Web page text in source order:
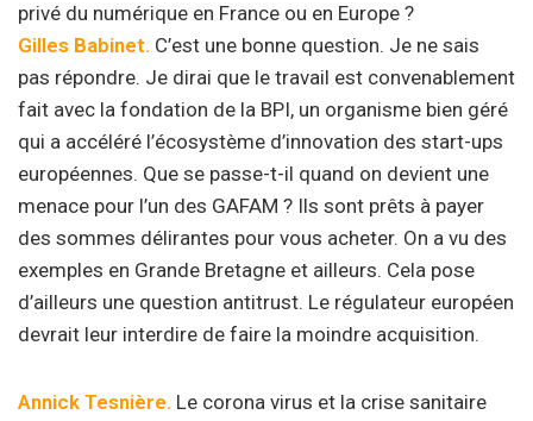
privé du numérique en France ou en Europe ?
Gilles Babinet. C’est une bonne question. Je ne sais
pas répondre. Je dirai que le travail est convenablement
fait avec la fondation de la BPI, un organisme bien géré
qui a accéléré l’écosystème d’innovation des start-ups
européennes. Que se passe-t-il quand on devient une
menace pour l’un des GAFAM ? Ils sont prêts à payer
des sommes délirantes pour vous acheter. On a vu des
exemples en Grande Bretagne et ailleurs. Cela pose
d’ailleurs une question antitrust. Le régulateur européen
devrait leur interdire de faire la moindre acquisition.
Annick Tesnière. Le corona virus et la crise sanitaire